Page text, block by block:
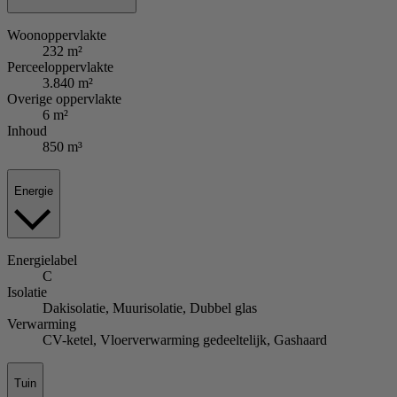
Woonoppervlakte
232 m²
Perceeloppervlakte
3.840 m²
Overige oppervlakte
6 m²
Inhoud
850 m³
Energie
Energielabel
C
Isolatie
Dakisolatie, Muurisolatie, Dubbel glas
Verwarming
CV-ketel, Vloerverwarming gedeeltelijk, Gashaard
Tuin